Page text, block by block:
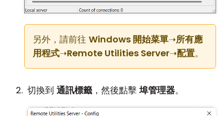
另外，請前往 Windows 開始菜單➝所有應
用程式➝Remote Utilities Server➝配置。
切換到 通訊標籤 ，然後點擊埠管理器。